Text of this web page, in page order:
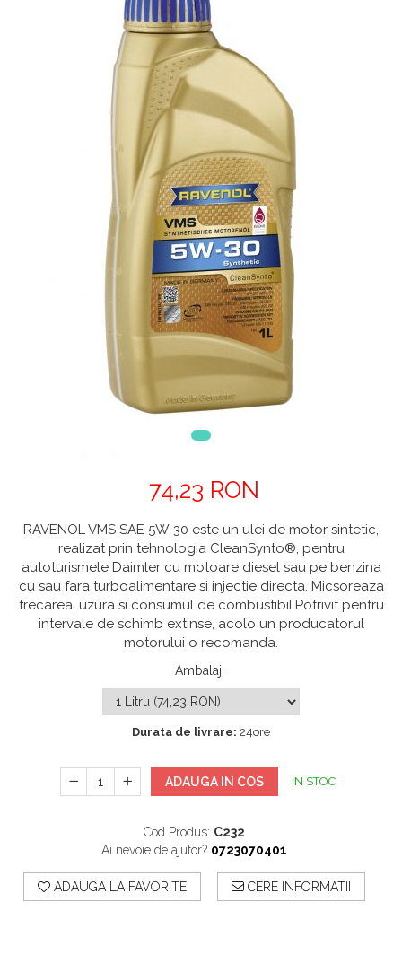
74,23 RON
RAVENOL VMS SAE 5W-30 este un ulei de motor sintetic,
realizat prin tehnologia CleanSynto®, pentru
autoturismele Daimler cu motoare diesel sau pe benzina
cu sau fara turboalimentare si injectie directa. Micsoreaza
frecarea, uzura si consumul de combustibil.Potrivit pentru
intervale de schimb extinse, acolo un producatorul
motorului o recomanda.
Ambalaj:
Durata de livrare: 24ore
ADAUGA IN COS IN STOC
Cod Produs: C232
Ai nevoie de ajutor? 0723070401
ADAUGA LA FAVORITE CERE INFORMATII